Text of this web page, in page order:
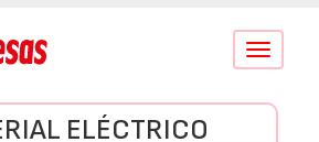
Conmutar
ELÉCTRICO